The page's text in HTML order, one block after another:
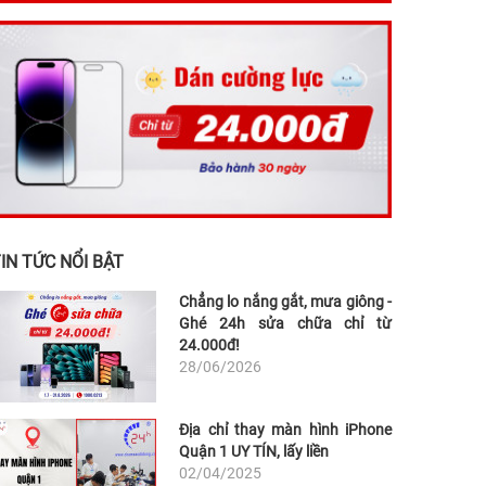
TỨC NỔI BẬT
Chẳng lo nắng gắt, mưa giông -
Ghé 24h sửa chữa chỉ từ
24.000đ!
28/06/2026
Địa chỉ thay màn hình iPhone
Quận 1 UY TÍN, lấy liền
02/04/2025